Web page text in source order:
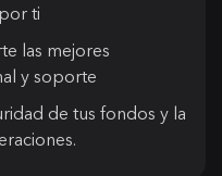
ti
las mejores
y soporte
de tus fondos y la